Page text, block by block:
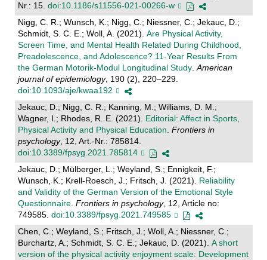
Nr.: 15. doi:10.1186/s11556-021-00266-w
Nigg, C. R.; Wunsch, K.; Nigg, C.; Niessner, C.; Jekauc, D.;
Schmidt, S. C. E.; Woll, A. (2021). Are Physical Activity,
Screen Time, and Mental Health Related During Childhood,
Preadolescence, and Adolescence? 11-Year Results From
the German Motorik-Modul Longitudinal Study.American
journal of epidemiology, 190 (2), 220–229.
doi:10.1093/aje/kwaa192
Jekauc, D.; Nigg, C. R.; Kanning, M.; Williams, D. M.;
Wagner, I.; Rhodes, R. E. (2021). Editorial: Affect in Sports,
Physical Activity and Physical Education. Frontiers in
psychology, 12, Art.-Nr.: 785814.
doi:10.3389/fpsyg.2021.785814
Jekauc, D.; Mülberger, L.; Weyland, S.; Ennigkeit, F.;
Wunsch, K.; Krell-Roesch, J.; Fritsch, J. (2021). Reliability
and Validity of the German Version of the Emotional Style
Questionnaire. Frontiers in psychology, 12, Article no:
749585. doi:10.3389/fpsyg.2021.749585
Chen, C.; Weyland, S.; Fritsch, J.; Woll, A.; Niessner, C.;
Burchartz, A.; Schmidt, S. C. E.; Jekauc, D. (2021). A short
version of the physical activity enjoyment scale: Development